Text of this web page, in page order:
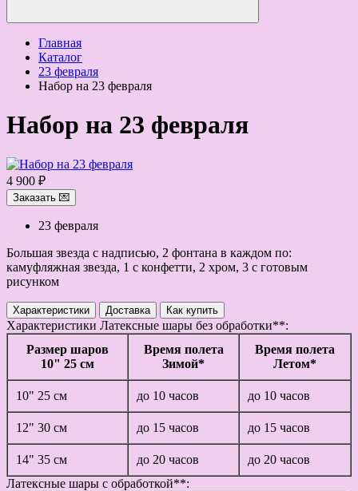
Главная
Каталог
23 февраля
Набор на 23 февраля
Набор на 23 февраля
4 900 ₽
Заказать 💌
23 февраля
Большая звезда с надписью, 2 фонтана в каждом по:
камуфляжная звезда, 1 с конфетти, 2 хром, 3 с готовым
рисунком
Характеристики Доставка Как купить
Характеристики Латексные шары без обработки**:
Размер шаров
10" 25 см
Время полета
Зимой*
Время полета
Летом*
10" 25 см до 10 часов до 10 часов
12" 30 см до 15 часов до 15 часов
14" 35 см до 20 часов
до 20 часов
Латексные шары с обработкой**: